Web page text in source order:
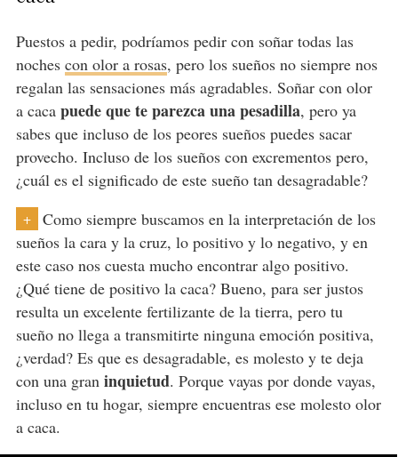
Puestos a pedir, podríamos pedir con soñar todas las
noches con olor a rosas, pero los sueños no siempre nos
regalan las sensaciones más agradables. Soñar con olor
a caca puede que te parezca una pesadilla, pero ya
sabes que incluso de los peores sueños puedes sacar
provecho. Incluso de los sueños con excrementos pero,
¿cuál es el significado de este sueño tan desagradable?
+
Como siempre buscamos en la interpretación de los
sueños la cara y la cruz, lo positivo y lo negativo, y en
este caso nos cuesta mucho encontrar algo positivo.
¿Qué tiene de positivo la caca? Bueno, para ser justos
resulta un excelente fertilizante de la tierra, pero tu
sueño no llega a transmitirte ninguna emoción positiva,
¿verdad? Es que es desagradable, es molesto y te deja
con una gran inquietud. Porque vayas por donde vayas,
incluso en tu hogar, siempre encuentras ese molesto olor
a caca.